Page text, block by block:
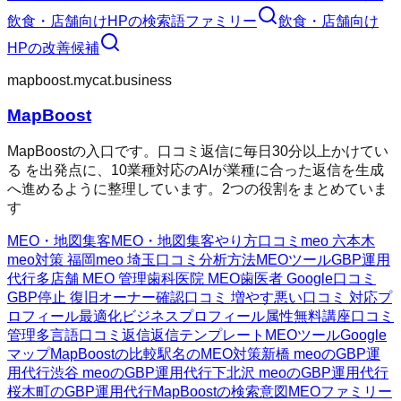
飲食・店舗向けHPの検索語ファミリー
飲食・店舗向け
HPの改善候補
mapboost.mycat.business
MapBoost
MapBoostの入口です。口コミ返信に毎日30分以上かけてい
る を出発点に、10業種対応のAIが業種に合った返信を生成
へ進めるように整理しています。2つの役割をまとめていま
す
MEO・地図集客MEO・地図集客やり方口コミ meo 六本木
meo対策 福岡meo 埼玉口コミ分析方法MEOツールGBP運用
代行多店舗 MEO 管理歯科医院 MEO歯医者 Google口コミ
GBP停止 復旧 オーナー確認口コミ 増やす悪い口コミ 対応プ
ロフィール最適化ビジネスプロフィール属性無料講座口コミ
管理多言語口コミ返信返信テンプレート MEOツールGoogle
マップMapBoostの比較駅名のMEO対策新橋 meoのGBP運
用代行渋谷 meoのGBP運用代行下北沢 meoのGBP運用代行
桜木町のGBP運用代行MapBoostの検索意図 MEOファミリー